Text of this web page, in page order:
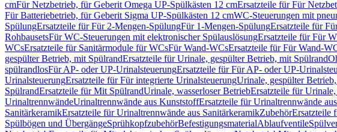
cmFür Netzbetrieb, für Geberit Omega UP-Spülkästen 12 cmErsatzteile für Für
Für Batteriebetrieb, für Geberit Sigma UP-Spülkästen 12 cmWC-Steuerungen mit
SpülungErsatzteile für Für 2-Mengen-SpülungFür 1-Mengen-SpülungErsatzteile für
RohbausetsFür WC-Steuerungen mit elektronischer SpülauslösungErsatzteile für Für
WCsErsatzteile für Sanitärmodule für WCsFür Wand-WCsErsatzteile für Für Wand-
gespülter Betrieb, mit SpülrandErsatzteile für Urinale, gespülter Betrieb, mit Spülrand
spülrandlosFür AP- oder UP-UrinalsteuerungErsatzteile für Für AP- oder UP-
UrinalsteuerungErsatzteile für Für integrierte UrinalsteuerungUrinale, gespülter
SpülrandErsatzteile für Mit SpülrandUrinale, wasserloser BetriebErsatzteile für
UrinaltrennwändeUrinaltrennwände aus KunststoffErsatzteile für Urinaltrennwände
SanitärkeramikErsatzteile für Urinaltrennwände aus SanitärkeramikZubehörErsatzteile
Spülbögen und ÜbergängeSprühkopfzubehörBefestigungsmaterialAblaufventile